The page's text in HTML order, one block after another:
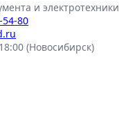
и электротехники
54-80
(Новосибирск)